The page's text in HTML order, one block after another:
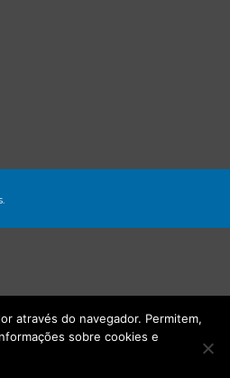
através do navegador. Permitem,
sobre cookies e